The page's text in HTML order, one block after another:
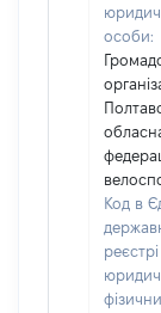
особи:
Код в
реєстрі